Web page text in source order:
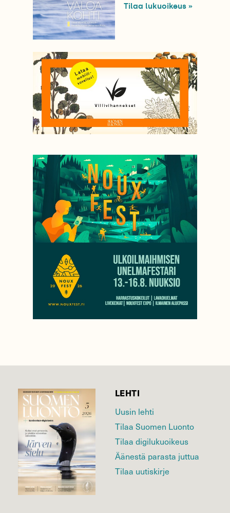
Tilaa lukuoikeus »
LEHTI
Uusin lehti
Tilaa Suomen Luonto
Tilaa digilukuoikeus
Äänestä parasta juttua
Tilaa uutiskirje